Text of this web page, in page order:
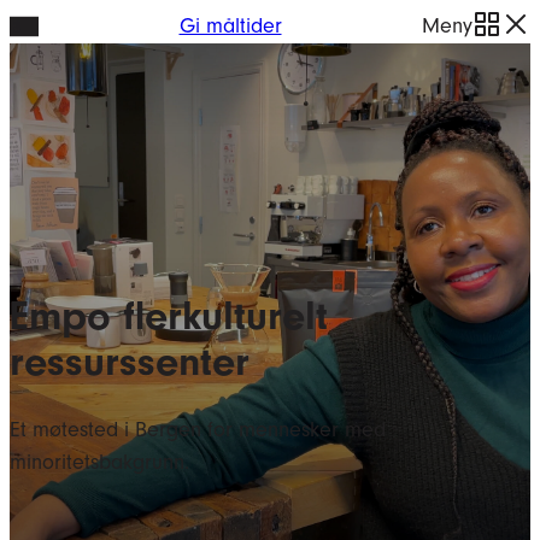
Hopp
til
innhold
Gi måltider Meny
Empo flerkulturelt
ressurssenter
Et møtested i Bergen for mennesker med
minoritetsbakgrunn.